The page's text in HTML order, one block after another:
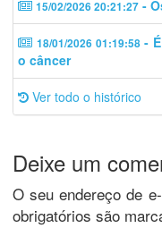
15/02/2026 20:21:27 -
18/01/2026 01:19:58- É
o câncer
Ver todo o histórico
Deixe um
O seu endereço de
obrigatórios são